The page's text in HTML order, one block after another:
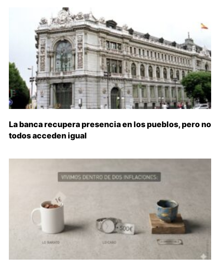
La banca recupera presencia en los pueblos, pero no
todos acceden igual